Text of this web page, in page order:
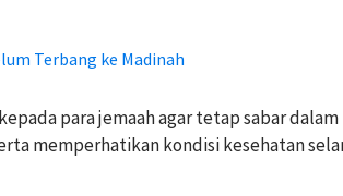
Terbang ke Madinah
para jemaah agar tetap sabar dalam
memperhatikan kondisi kesehatan